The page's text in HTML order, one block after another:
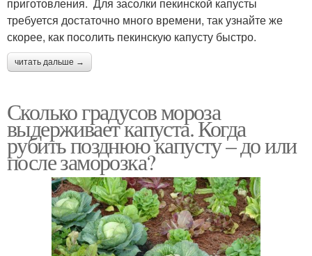
требуется достаточно много времени, так узнайте же
скорее, как посолить пекинскую капусту быстро.
читать дальше →
Сколько градусов мороза
выдерживает капуста. Когда
рубить позднюю капусту – до или
после заморозка?